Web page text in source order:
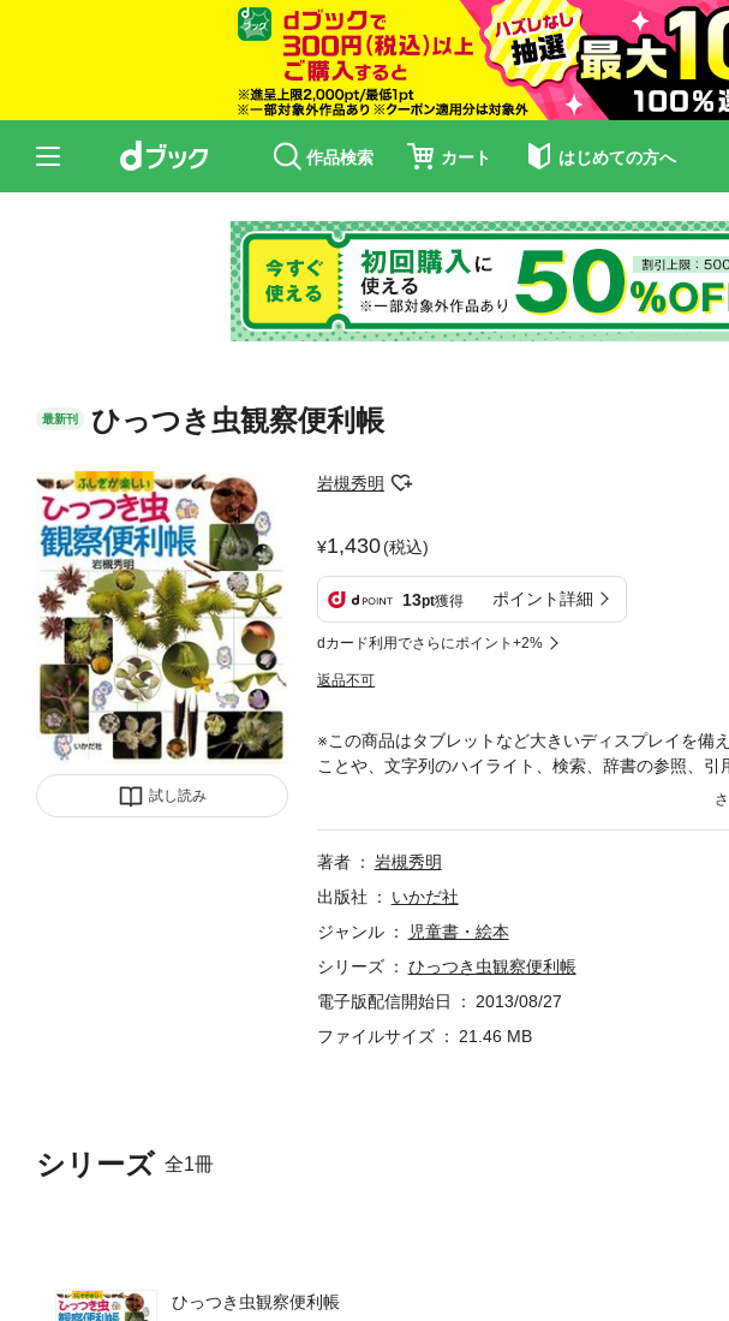
作品検索 カート はじめての方へ
最新刊 ひっつき虫観察便利帳
試し読み
岩槻秀明
1,430(税込)
13pt獲得 ポイント詳細
dカード利用でさらにポイント+2%
返品不可
シリーズ 全1冊
ひっつき虫観察便利帳
※この商品はタブレットなど大きいディスプレイを備
ことや、文字列のハイライト、検索、辞書の参照、
に付いているひっつき虫。姿も生態も様々なふしぎ
著者
岩槻秀明
出版社
いかだ社
ジャンル
児童書・絵本
シリーズ
ひっつき虫観察便利帳
電子版配信開始日
2013/08/27
ファイルサイズ
21.46 MB